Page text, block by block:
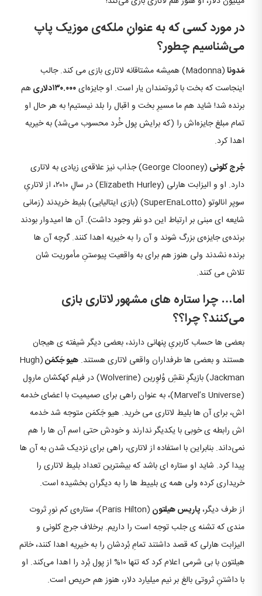
در مورد کسی که به عنوانِ ملکه‌ی موزیک پاپ
می‌شناسیم چطور؟
مَدونا
(Madonna) همیشه مشتاقانه لاتاری بازی می‌ کند. جالب
اینجاست که بخت با ثروتمندان یار است. او جایزه‌ای۱۳۰.۰۰۰دلاری
هم
برنده شد! شاید هم ما مسیرِ بخت و اقبال را بلد نیستیم! به هر حال او
تمام مبلغ جایزه‌اش را (که برایش پول خُرد محسوب می‌شد) به خیریه
اهدا کرد.
جُرج کلونی
(George Clooney) جذاب نیز علاقه‌ی زیادی به لاتاری
دارد. او و الیزابت هارلی (Elizabeth Hurley) در سالِ ۲۰۱۰، از لاتاریِ
سوپر انالوتو (SuperEnaLotto) (بازی ایتالیایی) بلیط خریدند (زمانی
شایعه‌ ای مبنی بر ارتباط این دو نفر وجود داشت). آن‌ ها امیدوار بودند
برنده‌ی جایزه‌ی بزرگ شوند و آن‌ را به خیریه اهدا کنند. گرچه آن‌ ها
برنده نشدند ولی هنوز هم برای به واقعیت پیوستنِ مأموریت‌ شان
تلاش می‌ کنند.
اما… چرا ستاره‌ های مشهور لاتاری بازی
می‌کنند؟ چرا؟؟
بعضی‌ ها حساب کاربریِ پنهانی دارند، بعضی دیگر شیفته‌ ی هیجان
هستند و بعضی‌ ها طرفداران واقعی لاتاری هستند. هیو جَکمَن (Hugh
Jackman) بازیگرِ نقشِ وُلوِرین (Wolverine) در فیلم کهکشان ماروِل
(Marvel’s Universe)، به عنوان راهی برای صمیمیت با اعضای خدمه‌
اش، برای آن‌ ها بلیط لاتاری می‌ خرید. هیو جَکمَن متوجه شد خدمه‌
اش رابطه‌ ی خوبی با یکدیگر ندارند و خودش حتی اسم آن‌ ها را هم
نمی‌داند. بنابراین با استفاده از لاتاری، راهی برای نزدیک شدن به آن‌ ها
پیدا کرد. شاید او ستاره‌ ای باشد که بیشترین تعداد بلیط لاتاری را
خریداری کرده ولی همه‌ ی بلییط ها را به دیگران بخشیده است.
از طرف دیگر،پاریس هیلتون
(Paris Hilton)، ستاره‌ی کم نورِ ثروت‌
مندی که تشنه‌ ی جلب توجه است را داریم. برخلاف جرج کلونی و
الیزابت هارلی که قصد داشتند تمامِ بُردشان را به خیریه اهدا کنند، خانم
هیلتون با بی‌ شرمی اعلام کرد که تنها ۱۰% از پول بُرد را اهدا می‌کند. او
با داشتنِ ثروتی بالغ بر نیم میلیارد دلار، هنوز هم حریص است.